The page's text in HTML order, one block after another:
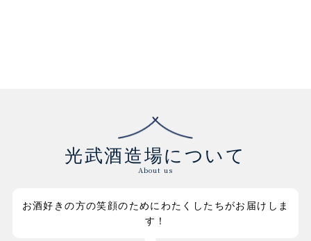
光武酒造場について
About us
お酒好きの方の笑顔のためにわたくしたちがお届けしま
す！